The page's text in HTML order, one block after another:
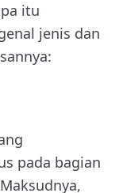
itu
jenis dan
pada bagian